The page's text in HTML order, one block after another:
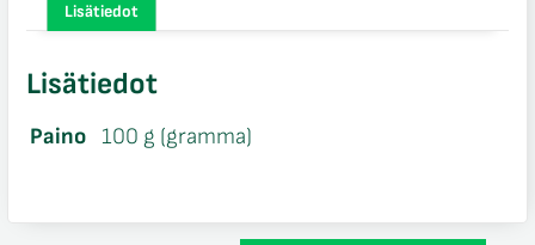
Lisätiedot
Lisätiedot
Paino 100 g (gramma)